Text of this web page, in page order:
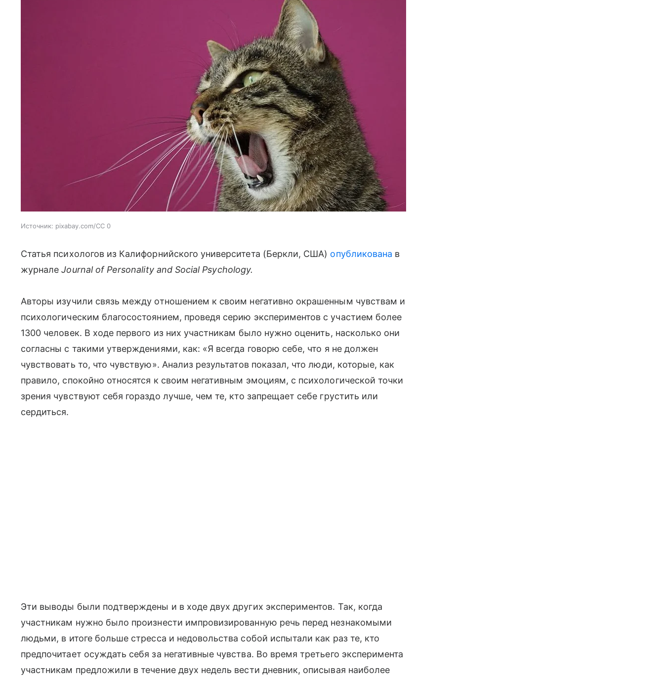
Источник: pixabay.com/CC 0
Статья психологов из Калифорнийского университета (Беркли, США) опубликована в
журналеJournal of Personality and Social Psychology.
Авторы изучили связь между отношением к своим негативно окрашенным чувствам и
психологическим благосостоянием, проведя серию экспериментов с участием более
1300 человек. В ходе первого из них участникам было нужно оценить, насколько они
согласны с такими утверждениями, как: «Я всегда говорю себе, что я не должен
чувствовать то, что чувствую». Анализ результатов показал, что люди, которые, как
правило, спокойно относятся к своим негативным эмоциям, с психологической точки
зрения чувствуют себя гораздо лучше, чем те, кто запрещает себе грустить или
сердиться.
Эти выводы были подтверждены и в ходе двух других экспериментов. Так, когда
участникам нужно было произнести импровизированную речь перед незнакомыми
людьми, в итоге больше стресса и недовольства собой испытали как раз те, кто
предпочитает осуждать себя за негативные чувства. Во время третьего эксперимента
участникам предложили в течение двух недель вести дневник, описывая наиболее